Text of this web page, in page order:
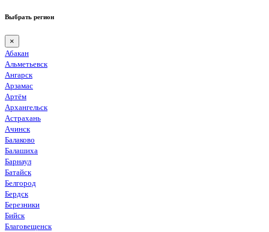
Выбрать регион
×
Абакан
Альметьевск
Ангарск
Арзамас
Артём
Архангельск
Астрахань
Ачинск
Балаково
Балашиха
Барнаул
Батайск
Белгород
Бердск
Березники
Бийск
Благовещенск